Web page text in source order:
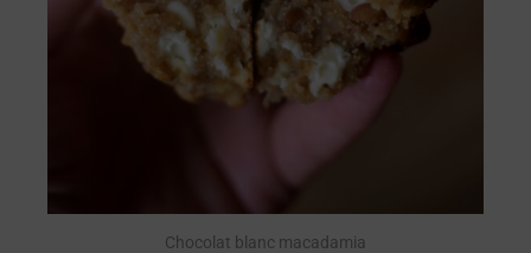
Chocolat blanc macadamia